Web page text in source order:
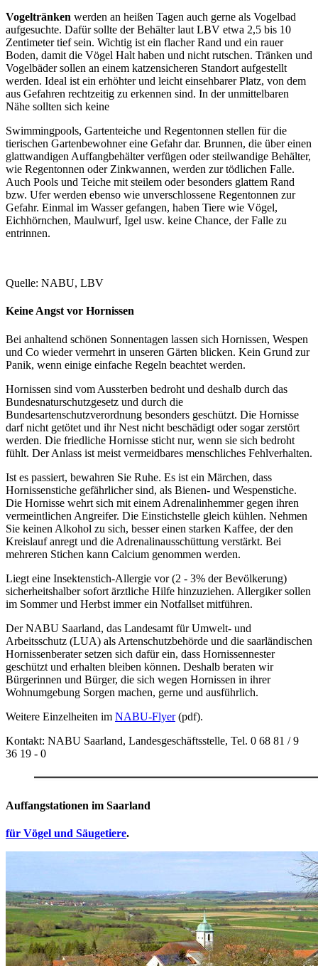
Vogeltränken werden an heißen Tagen auch gerne als Vogelbad
aufgesuchte. Dafür sollte der Behälter laut LBV etwa 2,5 bis 10
Zentimeter tief sein. Wichtig ist ein flacher Rand und ein rauer
Boden, damit die Vögel Halt haben und nicht rutschen. Tränken und
Vogelbäder sollen an einem katzensicheren Standort aufgestellt
werden. Ideal ist ein erhöhter und leicht einsehbarer Platz, von dem
aus Gefahren rechtzeitig zu erkennen sind. In der unmittelbaren
Nähe sollten sich keine
Swimmingpools, Gartenteiche und Regentonnen stellen für die
tierischen Gartenbewohner eine Gefahr dar. Brunnen, die über einen
glattwandigen Auffangbehälter verfügen oder steilwandige Behälter,
wie Regentonnen oder Zinkwannen, werden zur tödlichen Falle.
Auch Pools und Teiche mit steilem oder besonders glattem Rand
bzw. Ufer werden ebenso wie unverschlossene Regentonnen zur
Gefahr. Einmal im Wasser gefangen, haben Tiere wie Vögel,
Eichhörnchen, Maulwurf, Igel usw. keine Chance, der Falle zu
entrinnen.
Quelle: NABU, LBV
Keine Angst vor Hornissen
Bei anhaltend schönen Sonnentagen lassen sich Hornissen, Wespen
und Co wieder vermehrt in unseren Gärten blicken. Kein Grund zur
Panik, wenn einige einfache Regeln beachtet werden.
Hornissen sind vom Aussterben bedroht und deshalb durch das
Bundesnaturschutzgesetz und durch die
Bundesartenschutzverordnung besonders geschützt. Die Hornisse
darf nicht getötet und ihr Nest nicht beschädigt oder sogar zerstört
werden. Die friedliche Hornisse sticht nur, wenn sie sich bedroht
fühlt. Der Anlass ist meist vermeidbares menschliches Fehlverhalten.
Ist es passiert, bewahren Sie Ruhe. Es ist ein Märchen, dass
Hornissenstiche gefährlicher sind, als Bienen- und Wespenstiche.
Die Hornisse wehrt sich mit einem Adrenalinhemmer gegen ihren
vermeintlichen Angreifer. Die Einstichstelle gleich kühlen. Nehmen
Sie keinen Alkohol zu sich, besser einen starken Kaffee, der den
Kreislauf anregt und die Adrenalinausschüttung verstärkt. Bei
mehreren Stichen kann Calcium genommen werden.
Liegt eine Insektenstich-Allergie vor (2 - 3% der Bevölkerung)
sicherheitshalber sofort ärztliche Hilfe hinzuziehen. Allergiker sollen
im Sommer und Herbst immer ein Notfallset mitführen.
Der NABU Saarland, das Landesamt für Umwelt- und
Arbeitsschutz (LUA) als Artenschutzbehörde und die saarländischen
Hornissenberater setzen sich dafür ein, dass Hornissennester
geschützt und erhalten bleiben können. Deshalb beraten wir
Bürgerinnen und Bürger, die sich wegen Hornissen in ihrer
Wohnumgebung Sorgen machen, gerne und ausführlich.
Weitere Einzelheiten im NABU-Flyer(pdf).
Kontakt: NABU Saarland, Landesgeschäftsstelle, Tel. 0 68 81 / 9
36 19 - 0
Auffangstationen im Saarland
für Vögel und Säugetiere.